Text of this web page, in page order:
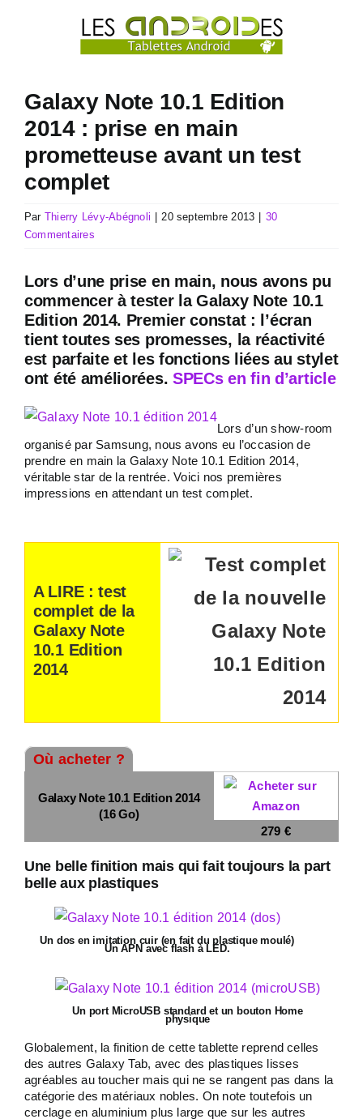
Galaxy Note 10.1 Edition
2014 : prise en main
prometteuse avant un test
complet
Par Thierry Lévy-Abégnoli 20 septembre 2013
30
Commentaires
Lors d’une prise en main, nous avons pu
commencer à tester la Galaxy Note 10.1
Edition 2014. Premier constat : l’écran
tient toutes ses promesses, la réactivité
est parfaite et les fonctions liées au stylet
ont été améliorées. SPECs en fin d’article
Lors d’un show-room
organisé par Samsung, nous avons eu l’occasion de
prendre en main la Galaxy Note 10.1 Edition 2014,
véritable star de la rentrée. Voici nos premières
impressions en attendant un test complet.
A LIRE : test
complet de la
Galaxy Note
10.1 Edition
2014
Où acheter ?
Galaxy Note 10.1 Edition 2014
(16 Go)
279 €
Une belle finition mais qui fait toujours la part
belle aux plastiques
Un dos en imitation cuir (en fait du plastique moulé)
Un APN avec flash à LED.
Un port MicroUSB standard et un bouton Home
physique
Globalement, la finition de cette tablette reprend celles
des autres Galaxy Tab, avec des plastiques lisses
agréables au toucher mais qui ne se rangent pas dans la
catégorie des matériaux nobles. On note toutefois un
cerclage en aluminium plus large que sur les autres